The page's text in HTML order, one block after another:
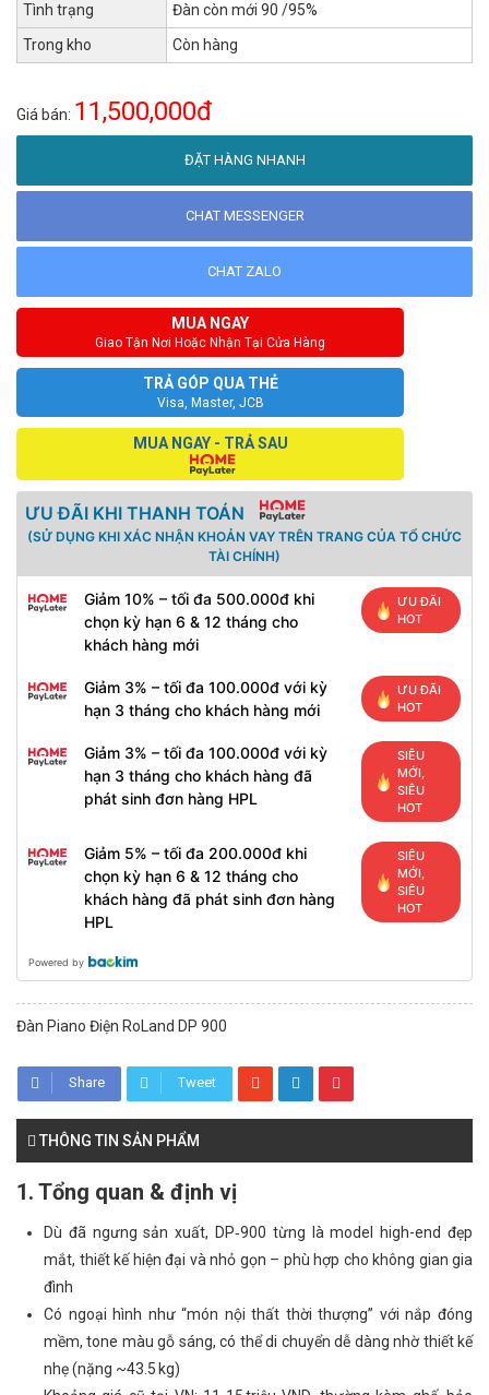
Tình trạng
Đàn còn mới 90 /95%
Trong kho
Còn hàng
Giá bán: 11,500,000đ
ĐẶT HÀNG NHANH
CHAT MESSENGER
CHAT ZALO
MUA NGAY
Giao Tận Nơi Hoặc Nhận Tại Cửa Hàng
TRẢ GÓP QUA THẺ
Visa, Master, JCB
MUA NGAY - TRẢ SAU
ƯU ĐÃI KHI THANH TOÁN
(SỬ DỤNG KHI XÁC NHẬN KHOẢN VAY TRÊN TRANG CỦA TỔ CHỨC
TÀI CHÍNH)
Giảm 10% – tối đa 500.000đ khi
chọn kỳ hạn 6 & 12 tháng cho
khách hàng mới
ƯU ĐÃI
HOT
Giảm 3% – tối đa 100.000đ với kỳ
hạn 3 tháng cho khách hàng mới
ƯU ĐÃI
HOT
Giảm 3% – tối đa 100.000đ với kỳ
hạn 3 tháng cho khách hàng đã
phát sinh đơn hàng HPL
SIÊU
MỚI,
SIÊU
HOT
Giảm 5% – tối đa 200.000đ khi
chọn kỳ hạn 6 & 12 tháng cho
khách hàng đã phát sinh đơn hàng
HPL
SIÊU
MỚI,
SIÊU
HOT
Powered by
Đàn Piano Điện RoLand DP 900
Share Tweet
THÔNG TIN SẢN PHẨM
1. Tổng quan & định vị
Dù đã ngưng sản xuất, DP‑900 từng là model high-end đẹp
mắt, thiết kế hiện đại và nhỏ gọn – phù hợp cho không gian gia
đình
Có ngoại hình như “món nội thất thời thượng” với nắp đóng
mềm, tone màu gỗ sáng, có thể di chuyển dễ dàng nhờ thiết kế
nhẹ (nặng ~43.5 kg)